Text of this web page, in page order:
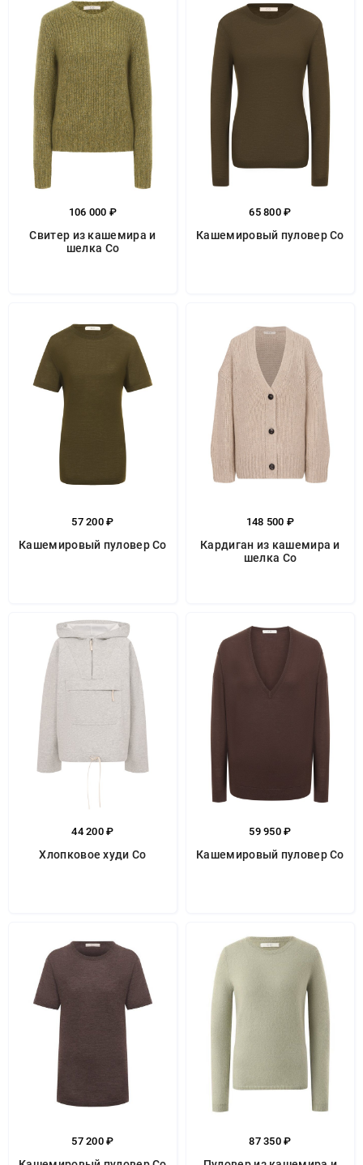
106 000 ₽
Свитер из кашемира и
шелка Co
65 800 ₽
Кашемировый пуловер Co
57 200 ₽
Кашемировый пуловер Co
148 500 ₽
Кардиган из кашемира и
шелка Co
44 200 ₽
Хлопковое худи Co
59 950 ₽
Кашемировый пуловер Co
57 200 ₽ 87 350 ₽